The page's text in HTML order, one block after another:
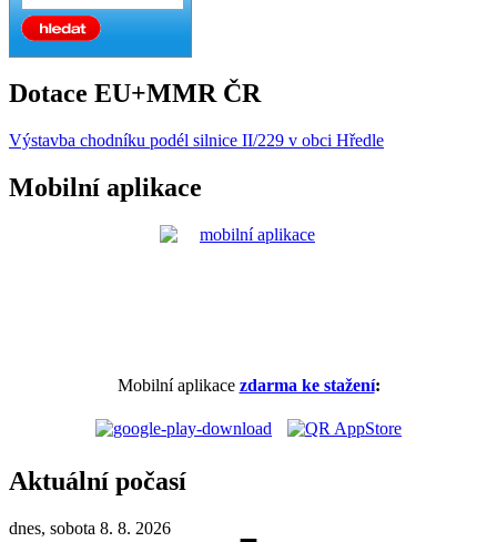
Dotace EU+MMR ČR
Výstavba chodníku podél silnice II/229 v obci Hředle
Mobilní aplikace
Mobilní aplikace zdarma ke stažení:
Aktuální počasí
dnes, sobota 8. 8. 2026